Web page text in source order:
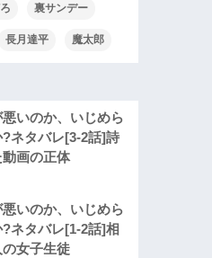
裏サンデー
長月達平 魔太郎
いのか、いじめら
ネタバレ[3-2話]詩
画の正体
いのか、いじめら
ネタバレ[1-2話]相
女子生徒